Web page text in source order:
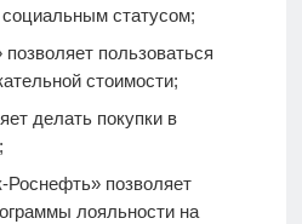
статусом;
пользоваться
стоимости;
делать покупки в
Роснефть» позволяет
лояльности на